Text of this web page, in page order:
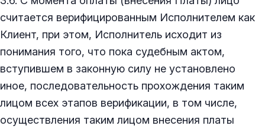
считается верифицированным Исполнителем как
Клиент, при этом, Исполнитель исходит из
понимания того, что пока судебным актом,
вступившем в законную силу не установлено
иное, последовательность прохождения таким
лицом всех этапов верификации, в том числе,
осуществления таким лицом внесения платы